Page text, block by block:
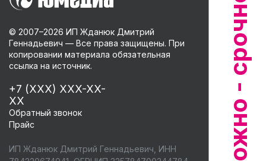
© 2007–2026 ИП Жданюк Дмитрий
Геннадьевич — Все права защищены. При
копировании материала обязательная
ссылка на источник.
+7 (XXX) XXX-XX-
XX
Обратный звонок
Прайс
ИП Жданюк Дмитрий Геннадьевич, ИНН